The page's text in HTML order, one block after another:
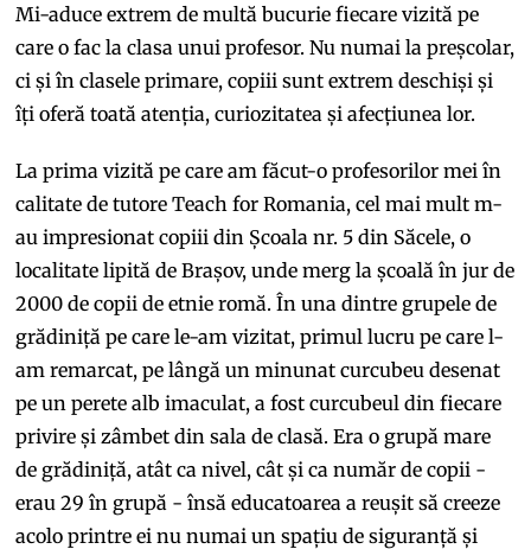
Mi-aduce extrem de multă bucurie fiecare vizită pe
care o fac la clasa unui profesor. Nu numai la preșcolar,
ci și în clasele primare, copiii sunt extrem deschiși și
îți oferă toată atenția, curiozitatea și afecțiunea lor.
La prima vizită pe care am făcut-o profesorilor mei în
calitate de tutore Teach for Romania, cel mai mult m-
au impresionat copiii din Școala nr. 5 din Săcele, o
localitate lipită de Brașov, unde merg la școală în jur de
2000 de copii de etnie romă. În una dintre grupele de
grădiniță pe care le-am vizitat, primul lucru pe care l-
am remarcat, pe lângă un minunat curcubeu desenat
pe un perete alb imaculat, a fost curcubeul din fiecare
privire și zâmbet din sala de clasă. Era o grupă mare
de grădiniță, atât ca nivel, cât și ca număr de copii -
erau 29 în grupă - însă educatoarea a reușit să creeze
acolo printre ei nu numai un spațiu de siguranță și